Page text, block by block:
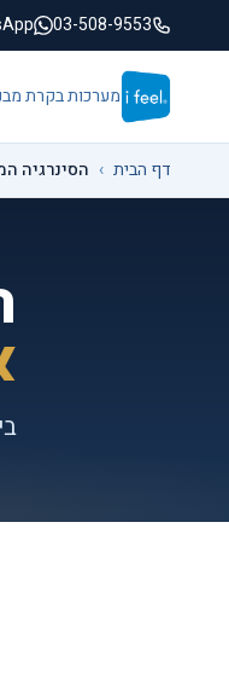
דלג לתוכן הראשי
03-508-9553
מערכות בקרת
דף הבית › הסינרגיה